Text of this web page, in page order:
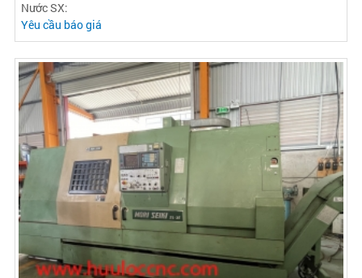
Nước SX:
Yêu cầu báo giá